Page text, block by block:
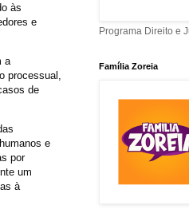
às
e
a
de
e
por
um
à
Programa Direito e
Família Zoreia